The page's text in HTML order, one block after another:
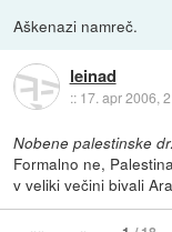
Aškenazi namreč.
leinad
:: 17. apr 2006,
Nobene palestinske
Formalno ne,
v veliki večini bivali